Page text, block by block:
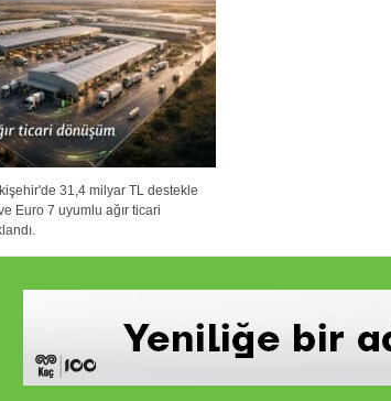
31,4 milyar TL destekle
Euro 7 uyumlu ağır ticari